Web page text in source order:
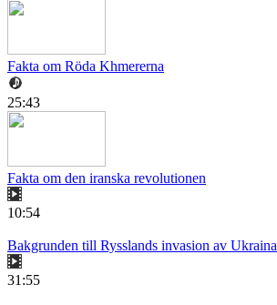
Fakta om Röda Khmererna
25:43
Fakta om den iranska revolutionen
10:54
Bakgrunden till Rysslands invasion av Ukraina
31:55